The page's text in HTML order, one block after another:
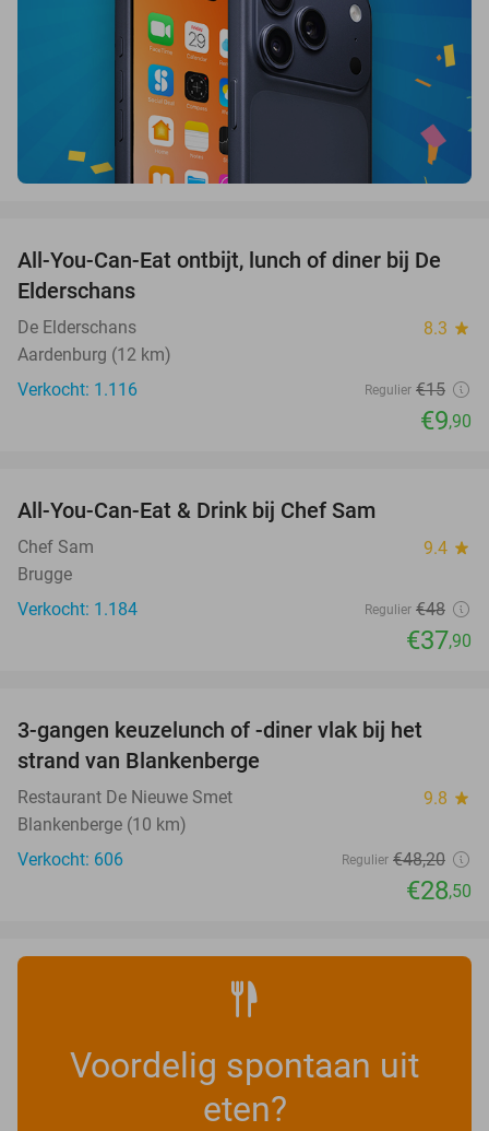
34%
All-You-Can-Eat ontbijt, lunch of diner bij De
Elderschans
De Elderschans 8.3 star
Aardenburg (12 km)
Verkocht: 1.116
Regulier €15
€9,90
All-You-Can-Eat & Drink bij Chef Sam
Chef Sam 9.4 star
Brugge
Verkocht: 1.184
Regulier €48
€37,90
3-gangen keuzelunch of -diner vlak bij het
strand van Blankenberge
Restaurant De Nieuwe Smet 9.8 star
Blankenberge (10 km)
Verkocht: 606
Regulier €48,20
€28,50
Voordelig spontaan uit
eten?